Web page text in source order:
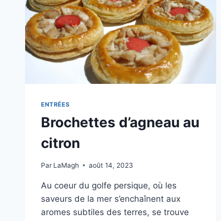
ENTRÉES
Brochettes d’agneau au
citron
Par LaMagh août 14, 2023
Au coeur du golfe persique, où les
saveurs de la mer s’enchaînent aux
aromes subtiles des terres, se trouve